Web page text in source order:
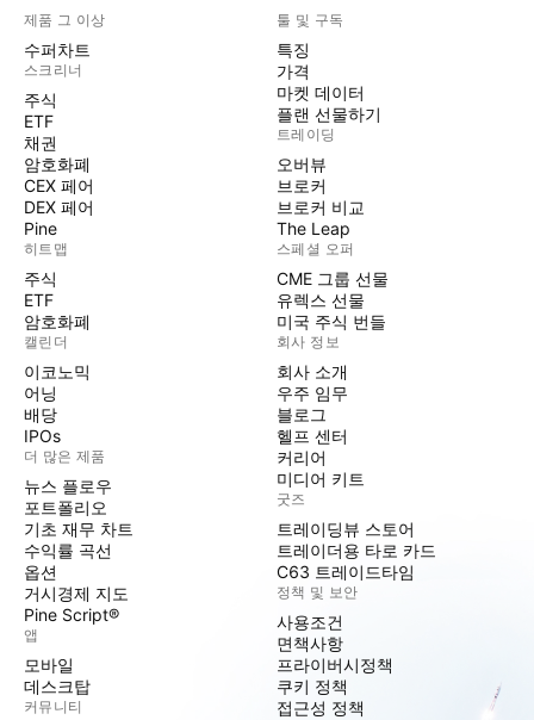
제품 그 이상
수퍼차트
스크리너
주식
ETF
채권
암호화폐
CEX 페어
DEX 페어
Pine
히트맵
주식
ETF
암호화폐
캘린더
이코노믹
어닝
배당
IPOs
더 많은 제품
뉴스 플로우
포트폴리오
기초 재무 차트
수익률 곡선
옵션
거시경제 지도
Pine Script®
앱
모바일
데스크탑
커뮤니티
툴 및 구독
특징
가격
마켓 데이터
플랜 선물하기
트레이딩
오버뷰
브로커
브로커 비교
The Leap
스페셜 오퍼
CME 그룹 선물
유렉스 선물
미국 주식 번들
회사 정보
회사 소개
우주 임무
블로그
헬프 센터
커리어
미디어 키트
굿즈
트레이딩뷰 스토어
트레이더용 타로 카드
C63 트레이드타임
정책 및 보안
사용조건
면책사항
프라이버시정책
쿠키 정책
접근성 정책